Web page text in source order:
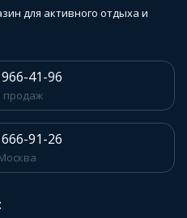
для активного отдыха и
41-96
продаж
91-26